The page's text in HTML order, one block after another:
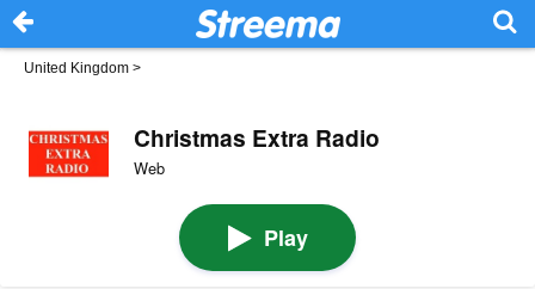
United Kingdom >
Christmas Extra Radio
Web
Play